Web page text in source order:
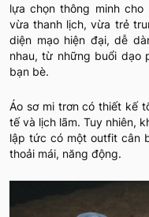
lựa chọn thông minh
vừa thanh lịch, vừa trẻ
diện mạo hiện đại, dễ
nhau, từ những buổi dạo
bạn bè.
Áo sơ mi trơn có thiết kế
tế và lịch lãm. Tuy nhiên,
lập tức có một outfit cân
thoải mái, năng động.